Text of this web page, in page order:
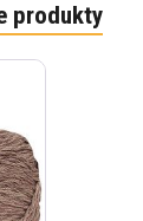
produkty